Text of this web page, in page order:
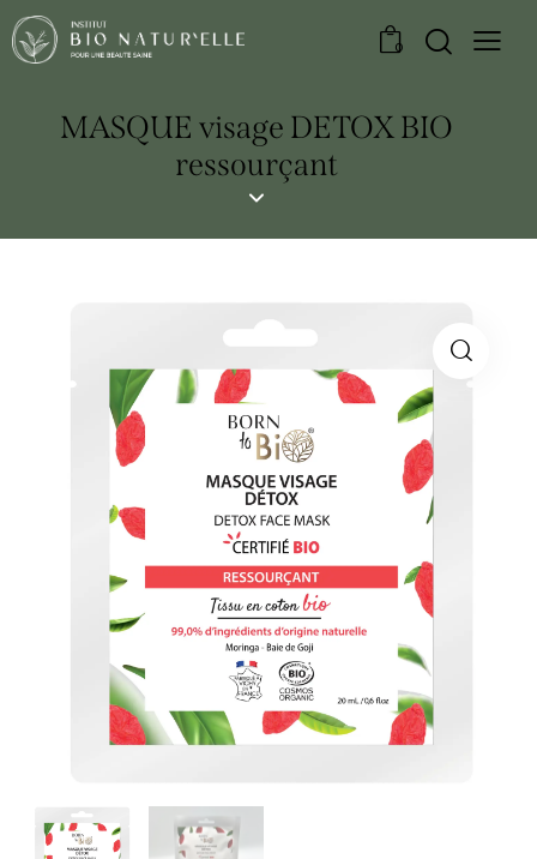
0
MASQUE visage DETOX BIO
ressourçant